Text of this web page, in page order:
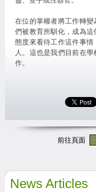
在位的掌權者將工作轉
們被教育所馴化，成為
態度來看待工作這件事
人。這也是我們目前在
作。
前往頁面
News Articles